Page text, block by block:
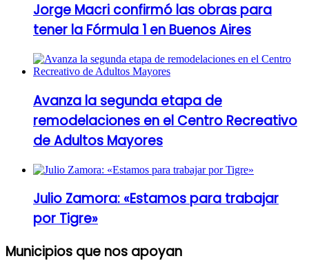
Jorge Macri confirmó las obras para
tener la Fórmula 1 en Buenos Aires
Avanza la segunda etapa de
remodelaciones en el Centro Recreativo
de Adultos Mayores
Julio Zamora: «Estamos para trabajar
por Tigre»
Municipios que nos apoyan